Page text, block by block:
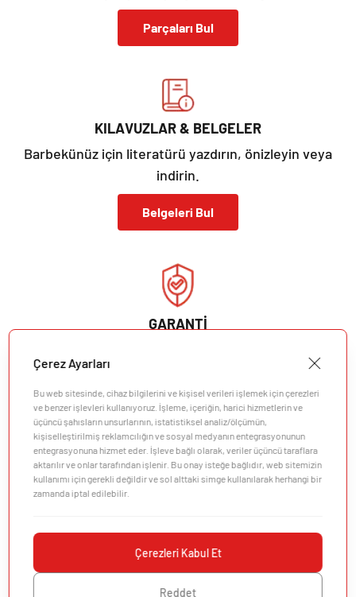
Parçaları Bul
KILAVUZLAR & BELGELER
Barbekünüz için literatürü yazdırın, önizleyin veya
indirin.
Belgeleri Bul
GARANTİ
Garantiyi Görüntüle
Müşteri Desteği
Keşfedin
Çerez Ayarları
Bu web sitesinde, cihaz bilgilerini ve kişisel verileri işlemek için çerezleri
ve benzer işlevleri kullanıyoruz. İşleme, içeriğin, harici hizmetlerin ve
üçüncü şahısların unsurlarının, istatistiksel analiz/ölçümün,
kişiselleştirilmiş reklamcılığın ve sosyal medyanın entegrasyonunun
entegrasyonuna hizmet eder. İşleve bağlı olarak, veriler üçüncü taraflara
aktarılır ve onlar tarafından işlenir. Bu onay isteğe bağlıdır, web sitemizin
kullanımı için gerekli değildir ve sol alttaki simge kullanılarak herhangi bir
zamanda iptal edilebilir.
Çerezleri Kabul Et
Reddet